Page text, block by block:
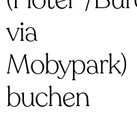
via
Mobypark)
buchen